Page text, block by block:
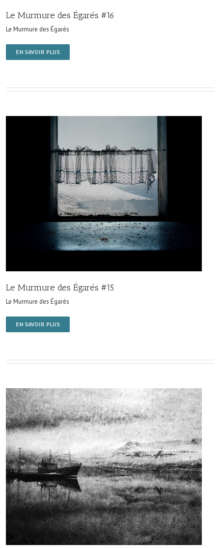
Le Murmure des Égarés #16
Le Murmure des Égarés
EN SAVOIR PLUS
Le Murmure des Égarés #15
Le Murmure des Égarés
EN SAVOIR PLUS